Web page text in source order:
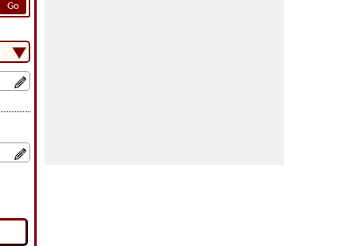
Go